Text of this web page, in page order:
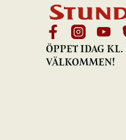
ÖPPET IDAG KL.
VÄLKOMMEN!